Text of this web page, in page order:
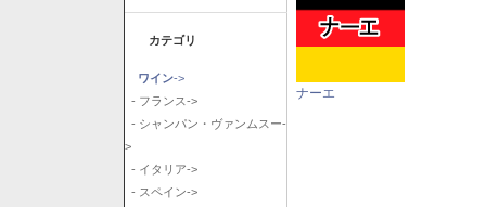
カテゴリ
ワイン->
- フランス->
- シャンパン・ヴァンムスー-
>
- イタリア->
- スペイン->
ナーエ